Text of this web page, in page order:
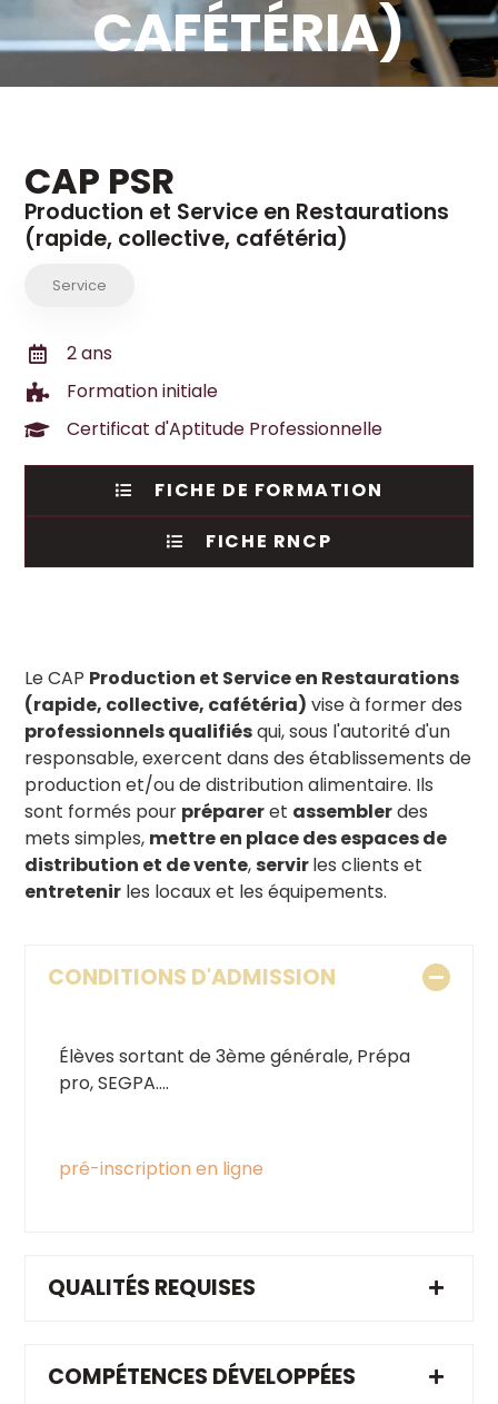
CAFÉTÉRIA)
CAP PSR
Production et Service en Restaurations
(rapide, collective, cafétéria)
Service
2 ans
Formation initiale
Certificat d'Aptitude Professionnelle
FICHE DE FORMATION
FICHE RNCP
Le CAP Production et Service en Restaurations
(rapide, collective, cafétéria) vise à former des
professionnels qualifiésqui, sous l'autorité d'un
responsable, exercent dans des établissements de
production et/ou de distribution alimentaire. Ils
sont formés pour prépareret assemblerdes
mets simples, mettre en place des espaces de
distribution et de vente,servirles clients et
entretenir les locaux et les équipements.
CONDITIONS D'ADMISSION
Élèves sortant de 3ème générale, Prépa
pro, SEGPA….
pré-inscription en ligne
QUALITÉS REQUISES
COMPÉTENCES DÉVELOPPÉES